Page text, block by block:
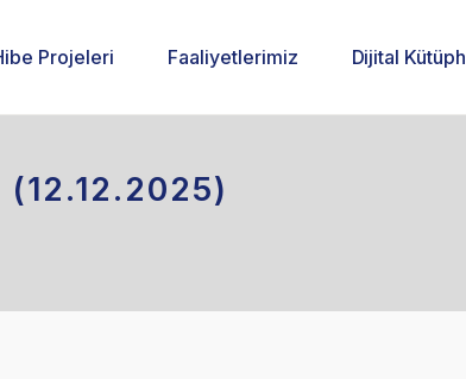
Projeleri Faaliyetlerimiz Dijital
(12.12.2025)